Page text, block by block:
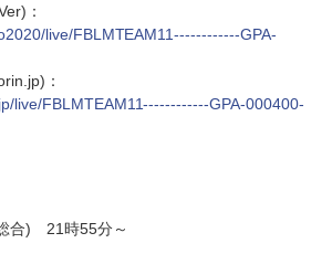
：
live/FBLMTEAM11------------GPA-
：
live/FBLMTEAM11------------GPA-000400-
合) 21時55分～